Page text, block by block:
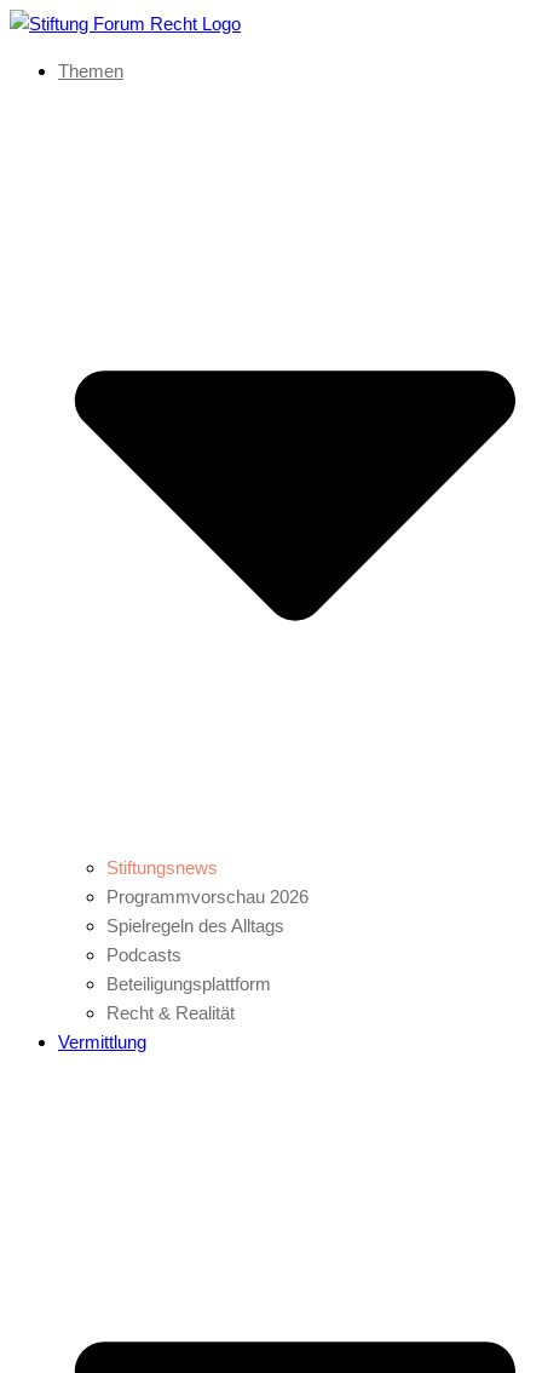
Themen
Stiftungsnews
Programmvorschau 2026
Spielregeln des Alltags
Podcasts
Beteiligungsplattform
Recht & Realität
Vermittlung